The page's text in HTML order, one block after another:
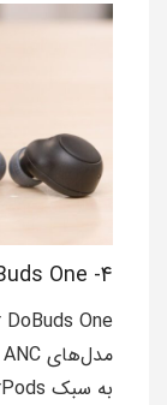
4- Donner DoBuds One